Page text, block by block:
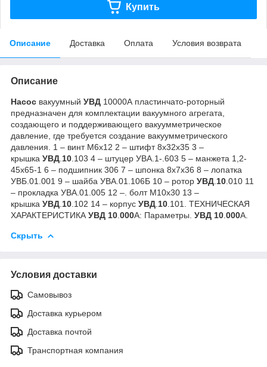
Купить
Описание Доставка Оплата Условия возврата
Описание
Насос вакуумный УВД 10000А пластинчато-роторный
предназначен для комплектации вакуумного агрегата,
создающего и поддерживающего вакуумметрическое
давление, где требуется создание вакуумметрического
давления. 1 – винт М6х12 2 – штифт 8х32х35 3 –
крышка УВД 10 .103 4 – штуцер УВА.1-.603 5 – манжета 1,2-
45х65-1 6 – подшипник 306 7 – шпонка 8х7х36 8 – лопатка
УВБ.01.001 9 – шайба УВА.01.106Б 10 – ротор УВД 10 .010 11
– прокладка УВА.01.005 12 –. болт М10х30 13 –
крышка УВД 10 .102 14 – корпус УВД 10 .101. ТЕХНИЧЕСКАЯ
ХАРАКТЕРИСТИКА УВД 10 000А: Параметры. УВД 10 000А.
Скрыть
Условия доставки
Самовывоз
Доставка курьером
Доставка почтой
Транспортная компания